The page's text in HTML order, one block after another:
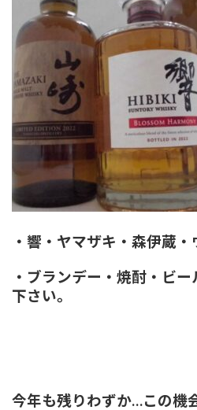
・響・ヤマザキ・森伊蔵・
・ブランデー・焼酎・ビ
下さい。
今年も残りわずか…この機